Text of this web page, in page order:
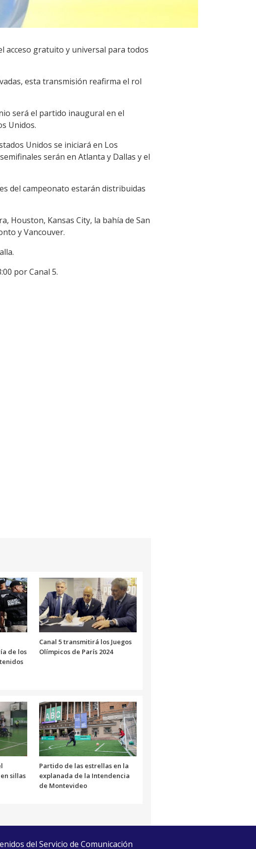
acceso gratuito y universal para todos
esta transmisión reafirma el rol
será el partido inaugural en el
Unidos.
Unidos se iniciará en Los
serán en Atlanta y Dallas y el
del campeonato estarán distribuidas
Houston, Kansas City, la bahía de San
y Vancouver.
por Canal 5.
de los
Canal 5 transmitirá los Juegos
Olímpicos de París 2024
sillas
Partido de las estrellas en la
explanada de la Intendencia
de Montevideo
del Servicio de Comunicación